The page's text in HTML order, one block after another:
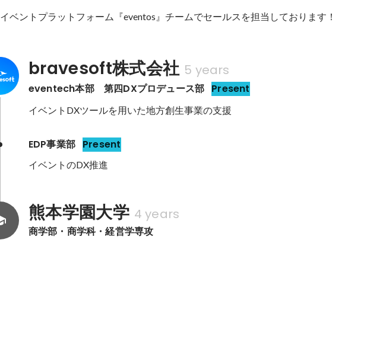
イベントプラットフォーム『eventos』チームでセールスを担当しております！
bravesoft株式会社 5 years
eventech本部　第四DXプロデュース部 Present
イベントDXツールを用いた地方創生事業の支援
EDP事業部 Present
イベントのDX推進
熊本学園大学 4 years
商学部・商学科・経営学専攻